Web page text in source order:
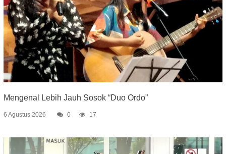
Mengenal Lebih Jauh Sosok “Duo Ordo”
6 Agustus 2026 0 17